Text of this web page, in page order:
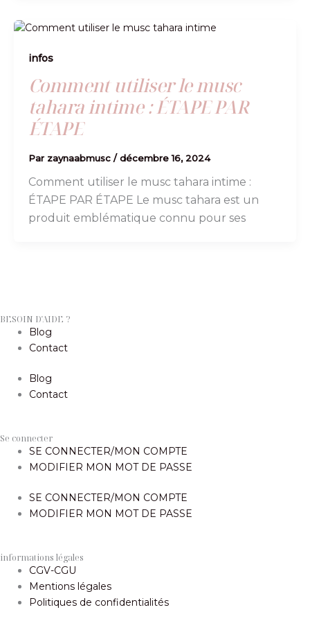
infos
Comment utiliser le musc
tahara intime : ÉTAPE PAR
ÉTAPE
Par zaynaabmusc /décembre 16, 2024
Comment utiliser le musc tahara intime :
ÉTAPE PAR ÉTAPE Le musc tahara est un
produit emblématique connu pour ses
BESOIN D'AIDE ?
Blog
Contact
Blog
Contact
Se connecter
SE CONNECTER/MON COMPTE
MODIFIER MON MOT DE PASSE
SE CONNECTER/MON COMPTE
MODIFIER MON MOT DE PASSE
informations légales
CGV-CGU
Mentions légales
Politiques de confidentialités